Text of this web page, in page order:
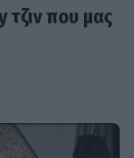
τζιν που μας